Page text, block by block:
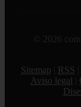
© 2026
Sitemap
RSS
Aviso legal